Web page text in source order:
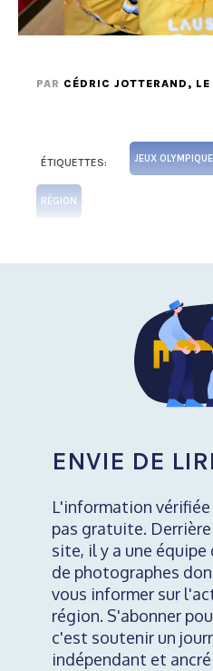
PAR CÉDRIC JOTTERAND ,
ÉTIQUETTES: JEUX
RÉGION
ENVIE DE
L'information
pas gratuite.
site, il y a une
de photographes
vous informer sur
région. S'abonner
c'est soutenir un
indépendant et